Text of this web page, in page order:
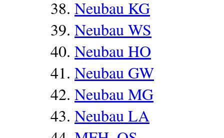
Neubau KG
Neubau WS
Neubau HO
Neubau GW
Neubau MG
Neubau LA